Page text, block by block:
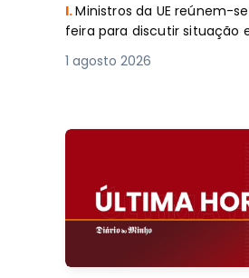
I.Ministros da UE reúnem-
feira para discutir situação
1 agosto 2026